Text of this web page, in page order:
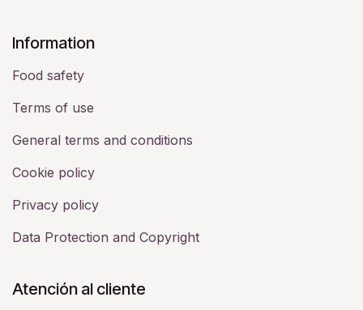
​Information
Food safety
Terms of use
General terms and conditions
Cookie policy
Privacy policy
Data Protection and Copyright
Atención al cliente